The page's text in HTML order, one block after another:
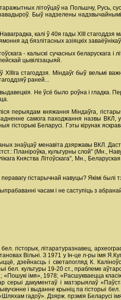
літоўцаў на Польшчу, Русь,
Быў надзелены
калі ў 40я гады ХІІІ
ад бязлітасных азіяцкіх
- калыскі сучасных беларускага і
цывілізацыяй.
стагоддзя. Міндаўг быў вельмі
раней...
выдавецкія. Не ўсё было роўна і
перыядам княжання Міндаўга,
самога паходжання назвы ВКЛ, у
гісторыкі Беларусі. Гэты кірунак
знаўцаў менавіта дзяржавы ВКЛ.
Планіроўка, культурны слой" (Мн.,
Княства Літоўскага", Мн.,
гістарычнай навуцы? Якімі
часам і не саступіць з
гісторык, літаратуразнавец,
Вільні. З 1971 у Ін-це л-ры імя
дзейнасць і светапогляд К.
бел. культуры 19-20 ст., праблеме
імя», 1978; «Расшукваецца
серыі дакументаў і матэрыялаў
і выданне крыніц па гісторыі
гадоў». Дзярж. прэмія Беларусі